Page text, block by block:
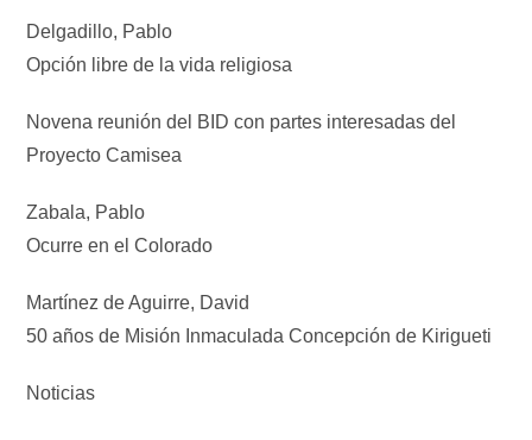
Delgadillo, Pablo
Opción libre de la vida religiosa
Novena reunión del BID con partes interesadas del
Proyecto Camisea
Zabala, Pablo
Ocurre en el Colorado
Martínez de Aguirre, David
50 años de Misión Inmaculada Concepción de Kirigueti
Noticias